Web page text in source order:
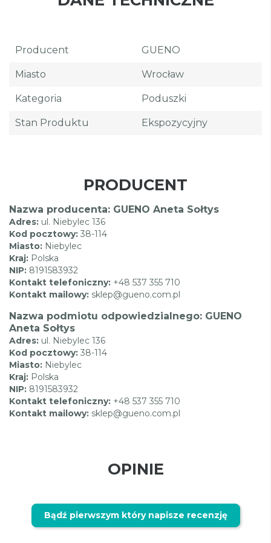
Producent GUENO
Miasto Wrocław
Kategoria Poduszki
Stan Produktu Ekspozycyjny
PRODUCENT
Nazwa producenta: GUENO Aneta Sołtys
Adres: ul. Niebylec 136
Kod pocztowy: 38-114
Miasto: Niebylec
Kraj: Polska
NIP: 8191583932
Kontakt telefoniczny: +48 537 355 710
Kontakt mailowy: sklep@gueno.com.pl
Nazwa podmiotu odpowiedzialnego: GUENO
Aneta Sołtys
Adres: ul. Niebylec 136
Kod pocztowy: 38-114
Miasto: Niebylec
Kraj: Polska
NIP: 8191583932
Kontakt telefoniczny: +48 537 355 710
Kontakt mailowy: sklep@gueno.com.pl
OPINIE
Bądź pierwszym który napisze recenzję